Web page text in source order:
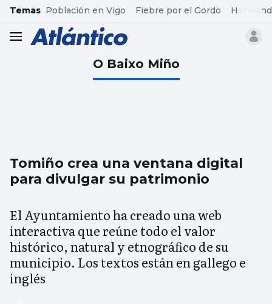
common.go-to-content
Temas Población en Vigo Fiebre por el Gordo
header.menu.open
O Baixo Miño
Tomiño crea una ventana digital
para divulgar su patrimonio
El Ayuntamiento ha creado una web
interactiva que reúne todo el valor
histórico, natural y etnográfico de su
municipio. Los textos están en gallego e
inglés